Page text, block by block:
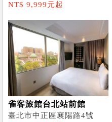
NT$ 9,999元起
雀客旅館台北站前館
臺北市中正區襄陽路4號